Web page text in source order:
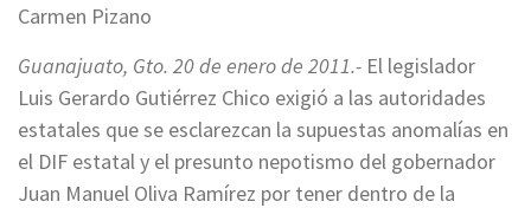
Carmen Pizano
Guanajuato, Gto. 20 de enero de 2011.- El legislador
Luis Gerardo Gutiérrez Chico exigió a las autoridades
estatales que se esclarezcan la supuestas anomalías en
el DIF estatal y el presunto nepotismo del gobernador
Juan Manuel Oliva Ramírez por tener dentro de la